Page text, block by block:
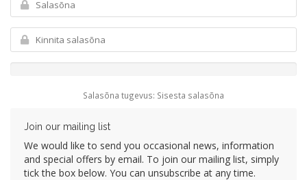
Salasõna tugevus: Sisesta salasõna
Join our mailing list
We would like to send you occasional news, information
and special offers by email. To join our mailing list, simply
tick the box below. You can unsubscribe at any time.